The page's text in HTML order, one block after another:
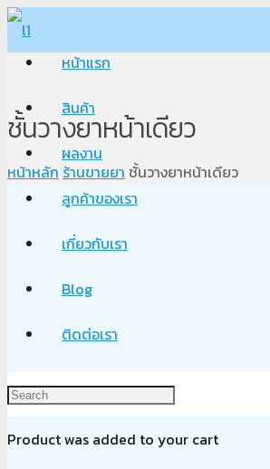
หน้าแรก
สินค้า
ผลงาน
ลูกค้าของเรา
เกี่ยวกับเรา
Blog
ติดต่อเรา
Productwas added to your cart
ชั้นวางยาหน้าเดียว
หน้าหลัก ร้านขายยา ชั้นวางยาหน้าเดียว